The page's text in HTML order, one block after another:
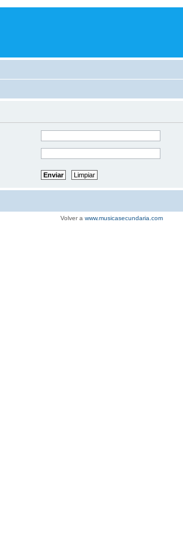
Volver a www.musicasecundaria.com